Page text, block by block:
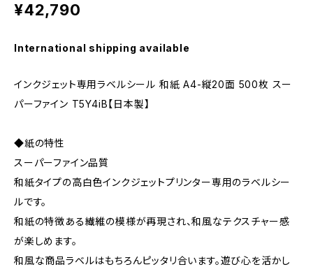
¥42,790
International shipping available
インクジェット専用ラベルシール 和紙 A4-縦20面 500枚 スー
パーファイン T5Y4iB【日本製】
◆紙の特性
スーパーファイン品質
和紙タイプの高白色インクジェットプリンター専用のラベルシー
ルです。
和紙の特徴ある繊維の模様が再現され、和風なテクスチャー感
が楽しめます。
和風な商品ラベルはもちろんピッタリ合います。遊び心を活かし